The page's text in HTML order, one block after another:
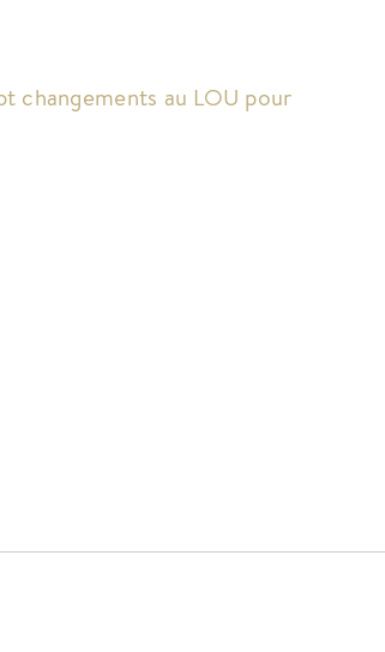
changements au LOU pour